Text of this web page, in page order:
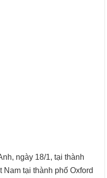
ngày 18/1, tại thành
tại thành phố Oxford